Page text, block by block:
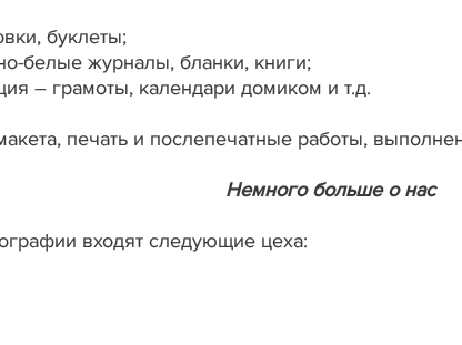
буклеты;
белые журналы, бланки, книги;
– грамоты, календари домиком и т.д.
печать и послепечатные работы,
Немного больше о нас
входят следующие цеха: